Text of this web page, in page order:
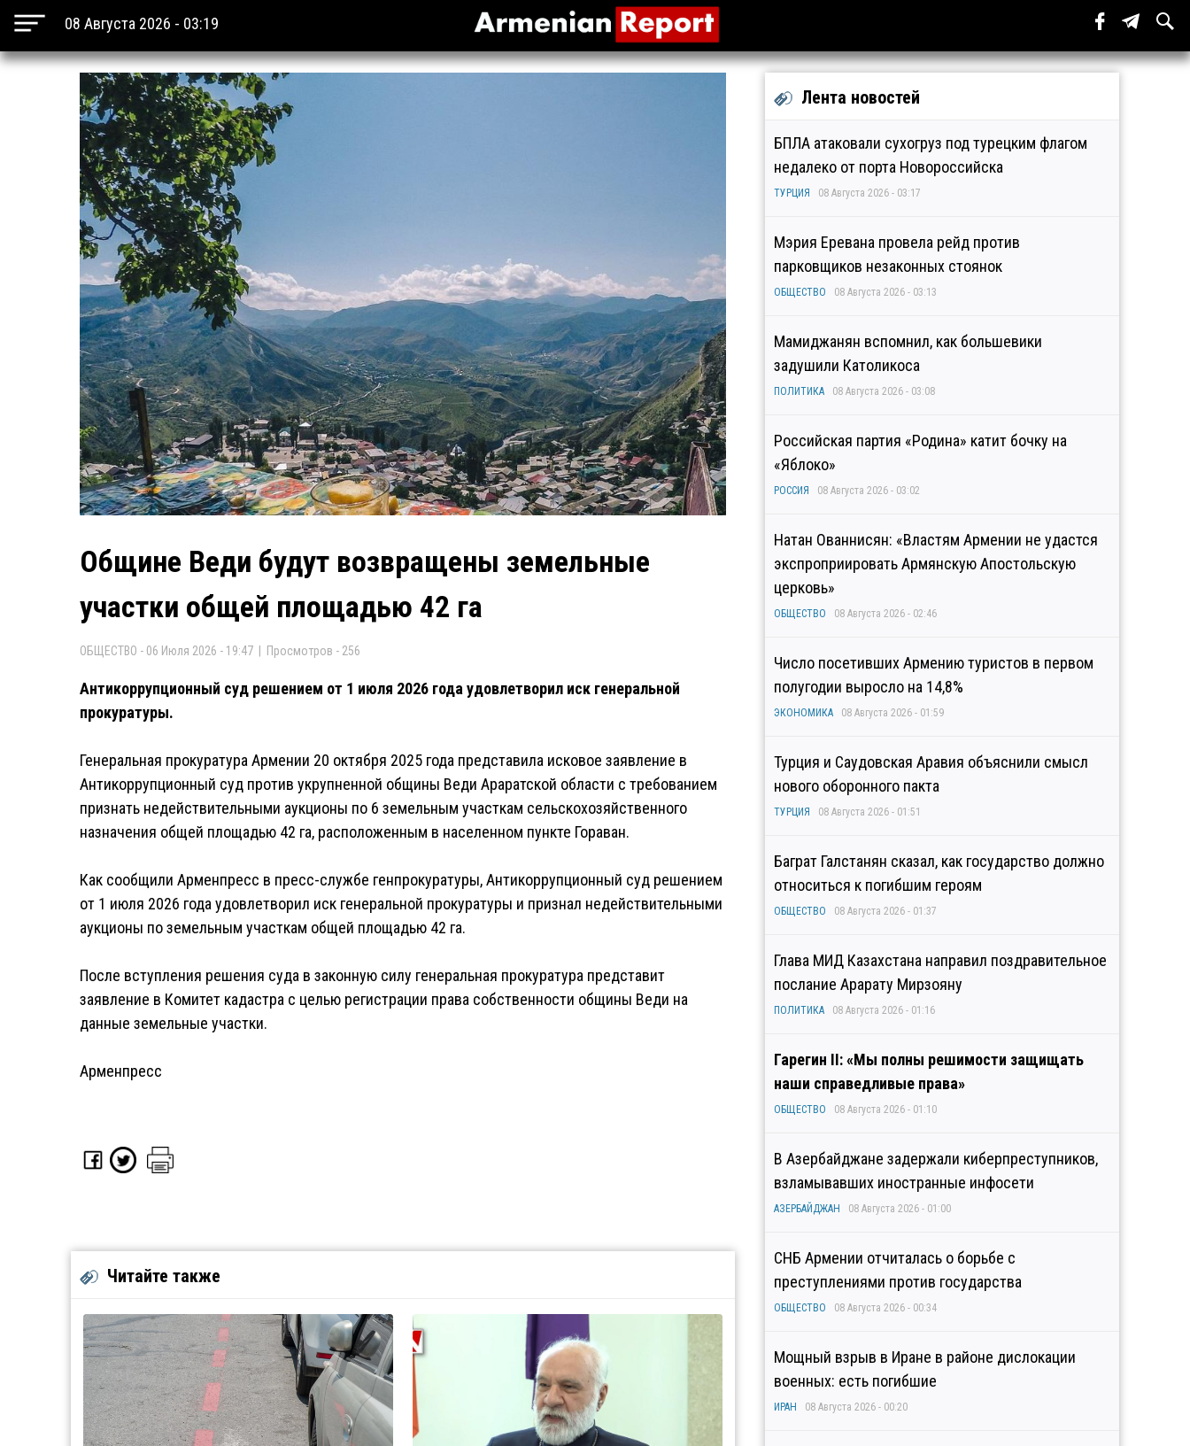
08 Августа 2026 - 03:19
Общине Веди будут возвращены земельные
участки общей площадью 42 га
ОБЩЕСТВО - 06 Июля 2026 - 19:47 | Просмотров - 256
Антикоррупционный суд решением от 1 июля 2026 года удовлетворил иск генеральной
прокуратуры.
Генеральная прокуратура Армении 20 октября 2025 года представила исковое заявление в
Антикоррупционный суд против укрупненной общины Веди Араратской области с требованием
признать недействительными аукционы по 6 земельным участкам сельскохозяйственного
назначения общей площадью 42 га, расположенным в населенном пункте Гораван.
Как сообщили Арменпресс в пресс-службе генпрокуратуры, Антикоррупционный суд решением
от 1 июля 2026 года удовлетворил иск генеральной прокуратуры и признал недействительными
аукционы по земельным участкам общей площадью 42 га.
После вступления решения суда в законную силу генеральная прокуратура представит
заявление в Комитет кадастра с целью регистрации права собственности общины Веди на
данные земельные участки.
Арменпресс
Читайте также
Лента новостей
БПЛА атаковали сухогруз под турецким флагом
недалеко от порта Новороссийска
ТУРЦИЯ 08 Августа 2026 - 03:17
Мэрия Еревана провела рейд против
парковщиков незаконных стоянок
ОБЩЕСТВО 08 Августа 2026 - 03:13
Мамиджанян вспомнил, как большевики
задушили Католикоса
ПОЛИТИКА 08 Августа 2026 - 03:08
Российская партия «Родина» катит бочку на
«Яблоко»
РОССИЯ 08 Августа 2026 - 03:02
Натан Ованнисян: «Властям Армении не удастся
экспроприировать Армянскую Апостольскую
церковь»
ОБЩЕСТВО 08 Августа 2026 - 02:46
Число посетивших Армению туристов в первом
полугодии выросло на 14,8%
ЭКОНОМИКА 08 Августа 2026 - 01:59
Турция и Саудовская Аравия объяснили смысл
нового оборонного пакта
ТУРЦИЯ 08 Августа 2026 - 01:51
Баграт Галстанян сказал, как государство должно
относиться к погибшим героям
ОБЩЕСТВО 08 Августа 2026 - 01:37
Глава МИД Казахстана направил поздравительное
послание Арарату Мирзояну
ПОЛИТИКА 08 Августа 2026 - 01:16
Гарегин II: «Мы полны решимости защищать
наши справедливые права»
ОБЩЕСТВО 08 Августа 2026 - 01:10
В Азербайджане задержали киберпреступников,
взламывавших иностранные инфосети
АЗЕРБАЙДЖАН 08 Августа 2026 - 01:00
СНБ Армении отчиталась о борьбе с
преступлениями против государства
ОБЩЕСТВО 08 Августа 2026 - 00:34
Мощный взрыв в Иране в районе дислокации
военных: есть погибшие
ИРАН 08 Августа 2026 - 00:20